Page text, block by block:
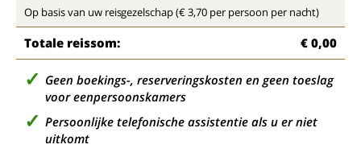
Op basis van uw reisgezelschap (€ 3,70 per persoon per nacht)
Totale reissom: € 0,00
Geen boekings-, reserveringskosten en geen toeslag
voor eenpersoonskamers
Persoonlijke telefonische assistentie als u er niet
uitkomt